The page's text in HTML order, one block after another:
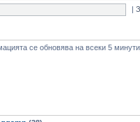
|
се обновява на всеки 5